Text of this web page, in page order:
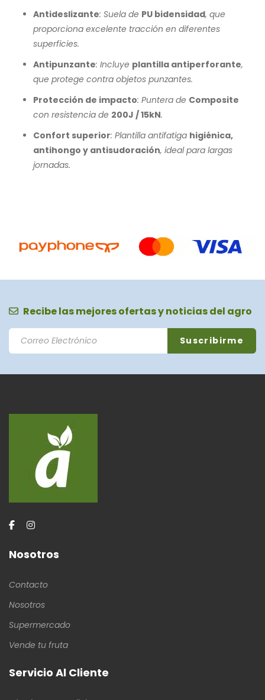
Antideslizante: Suela de PU bidensidad, que
proporciona excelente tracción en diferentes
superficies.
Antipunzante: Incluye plantilla antiperforante,
que protege contra objetos punzantes.
Protección de impacto: Puntera de Composite
con resistencia de 200J / 15kN.
Confort superior: Plantilla antifatiga higiénica,
antihongo y antisudoración, ideal para largas
jornadas.
Recibe las mejores ofertas y noticias del agro
Nosotros
Contacto
Nosotros
Supermercado
Vende tu fruta
Servicio Al Cliente